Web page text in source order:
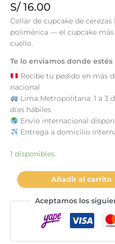
S/16.00
Collar de cupcake de
polimérica — el cupcake
cuello.
Te lo enviamos donde estés
Recibe tu pedido en más
nacional
Lima Metropolitana: 1 a 3
días hábiles
Envío internacional
Entrega a domicilio
1 disponibles
Collar
cupcake
cerezas
Añadir al carrito
Aceptamos los